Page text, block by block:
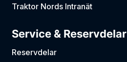
Traktor Nords Intranät
Service & Reservdelar
Reservdelar